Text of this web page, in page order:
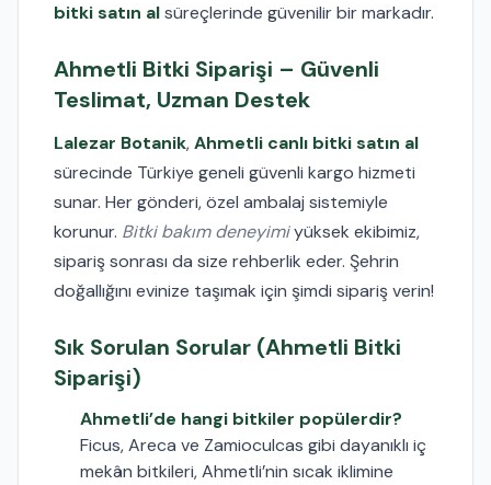
bitki satın alsüreçlerinde güvenilir bir markadır.
Ahmetli Bitki Siparişi – Güvenli
Teslimat, Uzman Destek
Lalezar Botanik,Ahmetli canlı bitki satın al
sürecinde Türkiye geneli güvenli kargo hizmeti
sunar. Her gönderi, özel ambalaj sistemiyle
korunur. Bitki bakım deneyimiyüksek ekibimiz,
sipariş sonrası da size rehberlik eder. Şehrin
doğallığını evinize taşımak için şimdi sipariş verin!
Sık Sorulan Sorular (Ahmetli Bitki
Siparişi)
Ahmetli’de hangi bitkiler popülerdir?
Ficus, Areca ve Zamioculcas gibi dayanıklı iç
mekân bitkileri, Ahmetli’nin sıcak iklimine